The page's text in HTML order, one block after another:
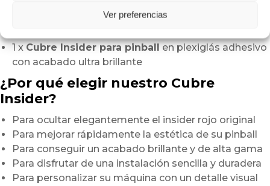
Ver preferencias
1 xCubre Insider para pinballen plexiglás adhesivo
con acabado ultra brillante
¿Por qué elegir nuestro Cubre
Insider?
Para ocultar elegantemente el insider rojo original
Para mejorar rápidamente la estética de su pinball
Para conseguir un acabado brillante y de alta gama
Para disfrutar de una instalación sencilla y duradera
Para personalizar su máquina con un detalle visual